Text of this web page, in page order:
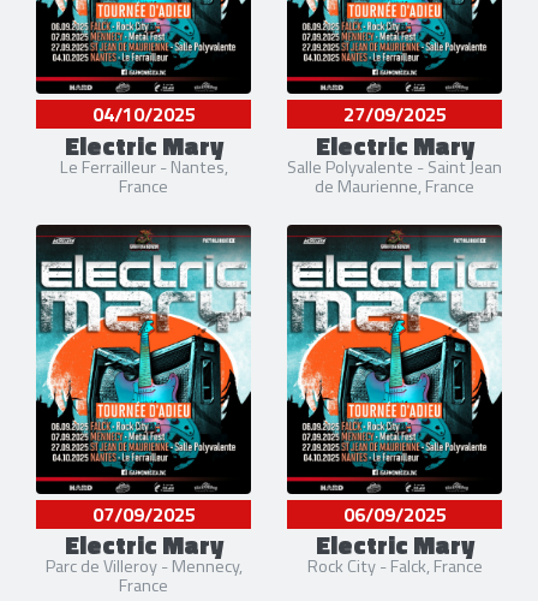
04/10/2025
Electric Mary
Le Ferrailleur - Nantes,
France
27/09/2025
Electric Mary
Salle Polyvalente - Saint Jean
de Maurienne, France
07/09/2025
Electric Mary
Parc de Villeroy - Mennecy,
France
06/09/2025
Electric Mary
Rock City - Falck, France